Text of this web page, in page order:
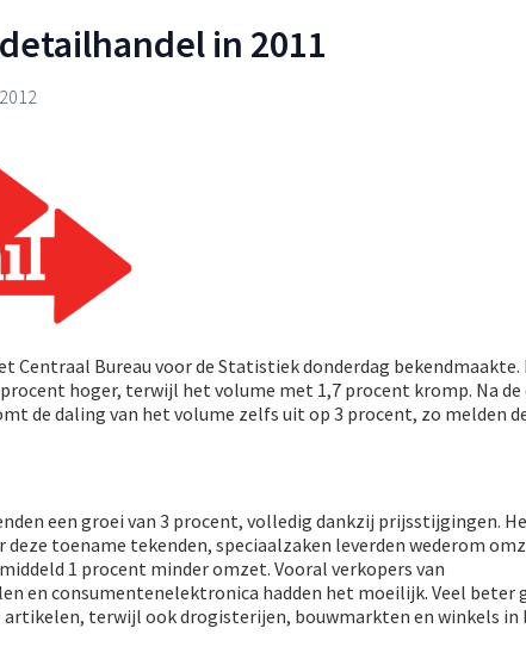
in 2011
Centraal Bureau voor de Statistiek donderdag bekendmaakte.
hoger, terwijl het volume met 1,7 procent kromp. Na
de daling van het volume zelfs uit op 3 procent, zo melden
een groei van 3 procent, volledig dankzij prijsstijgingen.
deze toename tekenden, speciaalzaken leverden wederom
1 procent minder omzet. Vooral verkopers van
en consumentenelektronica hadden het moeilijk. Veel beter
artikelen, terwijl ook drogisterijen, bouwmarkten en winkels in